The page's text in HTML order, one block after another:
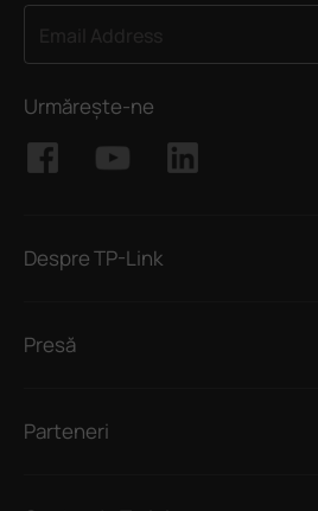
Urmărește-ne
Despre TP-Link
Presă
Parteneri